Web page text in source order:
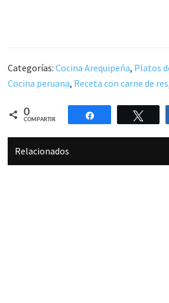
Categorías:Cocina Arequipeña, Platos
Cocina peruana, Receta con carne de res
0
COMPARTIR
Compartir
Relacionados